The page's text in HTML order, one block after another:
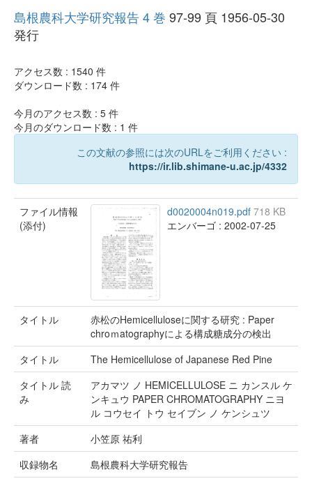
島根農科大学研究報告 4 巻 97-99 頁 1956-05-30
発行
アクセス数 : 1540 件
ダウンロード数 : 174 件
今月のアクセス数 : 5 件
今月のダウンロード数 : 1 件
この文献の参照には次のURLをご利用ください :
https://ir.lib.shimane-u.ac.jp/4332
ファイル情報
(添付)
d0020004n019.pdf 718 KB
エンバーゴ : 2002-07-25
タイトル
赤松のHemicelluloseに関する研究 : Paper
chroｍatographyによる構成糖成分の検出
タイトル
The Hemicellulose of Japanese Red Pine
タイトル 読
み
アカマツ ノ HEMICELLULOSE ニ カンスル ケ
ンキュウ PAPER CHROMATOGRAPHY ニヨ
ル コウセイ トウ セイブン ノ ケンシュツ
著者
小笠原 祐利
収録物名
島根農科大学研究報告